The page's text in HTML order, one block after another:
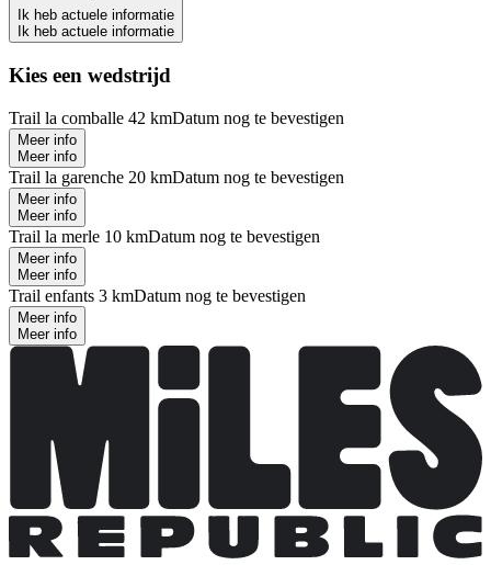
Ik heb actuele informatie
Ik heb actuele informatie
Kies een wedstrijd
Trail la comballe 42 kmDatum nog te bevestigen
Meer info
Meer info
Trail la garenche 20 kmDatum nog te bevestigen
Meer info
Meer info
Trail la merle 10 kmDatum nog te bevestigen
Meer info
Meer info
Trail enfants 3 kmDatum nog te bevestigen
Meer info
Meer info